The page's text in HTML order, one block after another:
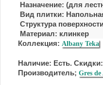
Назначение: (для
Вид плитки:
Структура
Материал: клинкер
Коллекция: Albany Teka
Наличие: Есть.
Производитель; Gres